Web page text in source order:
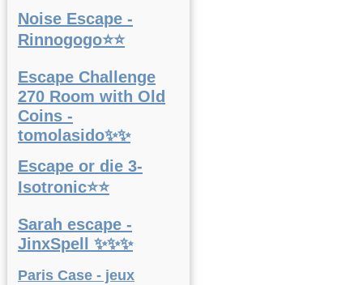
Noise Escape -
Rinnogogo⭐⭐
Escape Challenge
270 Room with Old
Coins -
tomolasido✨✨
Escape or die 3-
Isotronic⭐⭐
Sarah escape -
JinxSpell ✨✨✨
Paris Case - jeux